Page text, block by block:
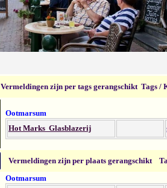
Vermeldingen zijn per tags gerangschikt Tags /
Ootmarsum
Hot Marks Glasblazerij
Vermeldingen zijn per plaats gerangschikt
Ootmarsum